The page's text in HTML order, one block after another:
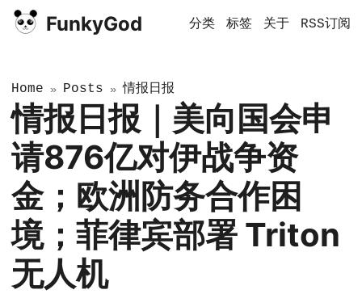
FunkyGod 分类 标签 关于 RSS订阅
Home » Posts »情报日报
情报日报｜美向国会申
请876亿对伊战争资
金；欧洲防务合作困
境；菲律宾部署 Triton
无人机